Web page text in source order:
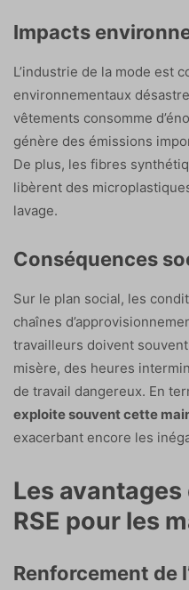
Impacts
L’industrie de la mode est
environnementaux
vêtements consomme
génère des émissions
De plus, les fibres
libèrent des
lavage.
Conséquences
Sur le plan social, les
chaînes
travailleurs doivent
misère, des heures
de travail dangereux. En
exploite souvent cette
exacerbant encore les
Les avantages
RSE pour les
Renforcement de